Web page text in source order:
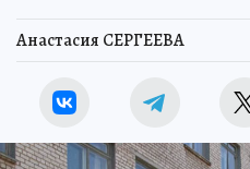
Анастасия СЕРГЕЕВА